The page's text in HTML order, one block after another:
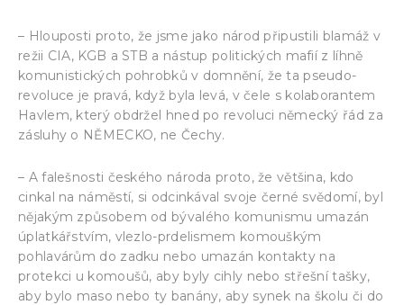
– Hlouposti proto, že jsme jako národ připustili blamáž v
režii CIA, KGB a STB a nástup politických mafií z líhně
komunistických pohrobků v domnění, že ta pseudo-
revoluce je pravá, když byla levá, v čele s kolaborantem
Havlem, který obdržel hned po revoluci německý řád za
zásluhy o NĚMECKO, ne Čechy.
– A falešnosti českého národa proto, že většina, kdo
cinkal na náměstí, si odcinkával svoje černé svědomí, byl
nějakým způsobem od bývalého komunismu umazán
úplatkářstvím, vlezlo-prdelismem komouškým
pohlavárům do zadku nebo umazán kontakty na
protekci u komoušů, aby byly cihly nebo střešní tašky,
aby bylo maso nebo ty banány, aby synek na školu či do